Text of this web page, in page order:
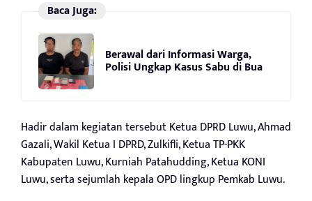
Baca Juga:
Berawal dari Informasi Warga,
Polisi Ungkap Kasus Sabu di Bua
Hadir dalam kegiatan tersebut Ketua DPRD Luwu, Ahmad
Gazali, Wakil Ketua I DPRD, Zulkifli, Ketua TP-PKK
Kabupaten Luwu, Kurniah Patahudding, Ketua KONI
Luwu, serta sejumlah kepala OPD lingkup Pemkab Luwu.